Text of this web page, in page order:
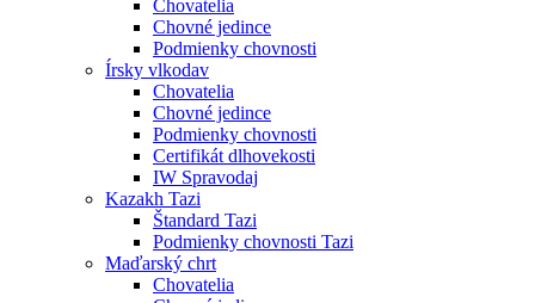
Chovatelia
Chovné jedince
Podmienky chovnosti
Írsky vlkodav
Chovatelia
Chovné jedince
Podmienky chovnosti
Certifikát dlhovekosti
IW Spravodaj
Kazakh Tazi
Štandard Tazi
Podmienky chovnosti Tazi
Maďarský chrt
Chovatelia